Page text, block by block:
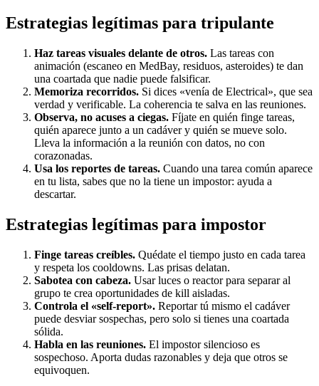
Estrategias legítimas para tripulante
Haz tareas visuales delante de otros. Las tareas con
animación (escaneo en MedBay, residuos, asteroides) te dan
una coartada que nadie puede falsificar.
Memoriza recorridos. Si dices «venía de Electrical», que sea
verdad y verificable. La coherencia te salva en las reuniones.
Observa, no acuses a ciegas. Fíjate en quién finge tareas,
quién aparece junto a un cadáver y quién se mueve solo.
Lleva la información a la reunión con datos, no con
corazonadas.
Usa los reportes de tareas. Cuando una tarea común aparece
en tu lista, sabes que no la tiene un impostor: ayuda a
descartar.
Estrategias legítimas para impostor
Finge tareas creíbles. Quédate el tiempo justo en cada tarea
y respeta los cooldowns. Las prisas delatan.
Sabotea con cabeza. Usar luces o reactor para separar al
grupo te crea oportunidades de kill aisladas.
Controla el «self-report». Reportar tú mismo el cadáver
puede desviar sospechas, pero solo si tienes una coartada
sólida.
Habla en las reuniones. El impostor silencioso es
sospechoso. Aporta dudas razonables y deja que otros se
equivoquen.